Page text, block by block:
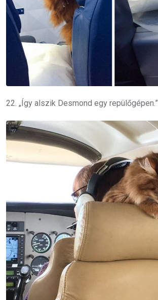
22. „Így alszik Desmond egy repülőgépen.”